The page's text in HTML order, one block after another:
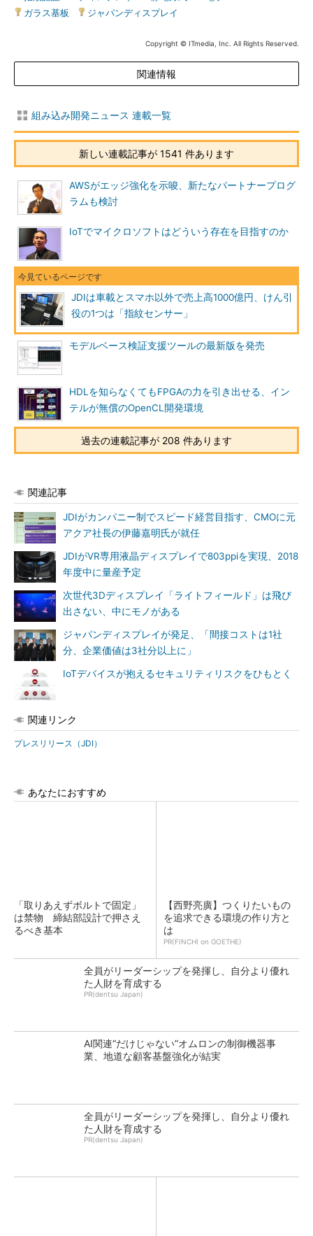
ガラス基板
ジャパンディスプレイ
Copyright © ITmedia, Inc. All Rights Reserved.
関連情報
組み込み開発ニュース 連載一覧
新しい連載記事が 1541 件あります
AWSがエッジ強化を示唆、新たなパートナープログ
ラムも検討
IoTでマイクロソフトはどういう存在を目指すのか
JDIは車載とスマホ以外で売上高1000億円、けん引
役の1つは「指紋センサー」
モデルベース検証支援ツールの最新版を発売
HDLを知らなくてもFPGAの力を引き出せる、イン
テルが無償のOpenCL開発環境
過去の連載記事が 208 件あります
関連記事
JDIがカンパニー制でスピード経営目指す、CMOに元
アクア社長の伊藤嘉明氏が就任
JDIがVR専用液晶ディスプレイで803ppiを実現、2018
年度中に量産予定
次世代3Dディスプレイ「ライトフィールド」は飛び
出さない、中にモノがある
ジャパンディスプレイが発足、「間接コストは1社
分、企業価値は3社分以上に」
IoTデバイスが抱えるセキュリティリスクをひもとく
関連リンク
プレスリリース（JDI）
あなたにおすすめ
「取りあえずボルトで固定」
は禁物 締結部設計で押さえ
るべき基本
【西野亮廣】つくりたいもの
を追求できる環境の作り方と
は
PR(FINCHI on GOETHE)
全員がリーダーシップを発揮し、自分より優れ
た人財を育成する
PR(dentsu Japan)
AI関連“だけじゃない”オムロンの制御機器事
業、地道な顧客基盤強化が結実
全員がリーダーシップを発揮し、自分より優れ
た人財を育成する
PR(dentsu Japan)